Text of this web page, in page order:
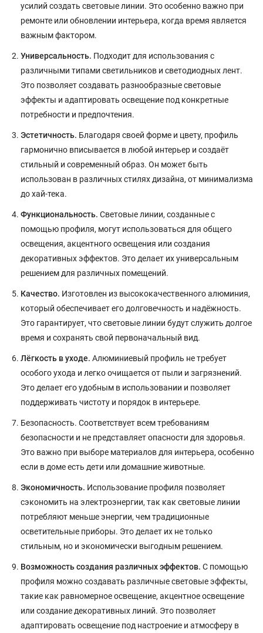
усилий создать световые линии. Это особенно важно при
ремонте или обновлении интерьера, когда время является
важным фактором.
Универсальность. Подходит для использования с
различными типами светильников и светодиодных лент.
Это позволяет создавать разнообразные световые
эффекты и адаптировать освещение под конкретные
потребности и предпочтения.
Эстетичность. Благодаря своей форме и цвету, профиль
гармонично вписывается в любой интерьер и создаёт
стильный и современный образ. Он может быть
использован в различных стилях дизайна, от минимализма
до хай-тека.
Функциональность. Световые линии, созданные с
помощью профиля, могут использоваться для общего
освещения, акцентного освещения или создания
декоративных эффектов. Это делает их универсальным
решением для различных помещений.
Качество. Изготовлен из высококачественного алюминия,
который обеспечивает его долговечность и надёжность.
Это гарантирует, что световые линии будут служить долгое
время и сохранять свой первоначальный вид.
Лёгкость в уходе. Алюминиевый профиль не требует
особого ухода и легко очищается от пыли и загрязнений.
Это делает его удобным в использовании и позволяет
поддерживать чистоту и порядок в интерьере.
Безопасность. Соответствует всем требованиям
безопасности и не представляет опасности для здоровья.
Это важно при выборе материалов для интерьера, особенно
если в доме есть дети или домашние животные.
Экономичность. Использование профиля позволяет
сэкономить на электроэнергии, так как световые линии
потребляют меньше энергии, чем традиционные
осветительные приборы. Это делает их не только
стильным, но и экономически выгодным решением.
Возможность создания различных эффектов. С помощью
профиля можно создавать различные световые эффекты,
такие как равномерное освещение, акцентное освещение
или создание декоративных линий. Это позволяет
адаптировать освещение под настроение и атмосферу в